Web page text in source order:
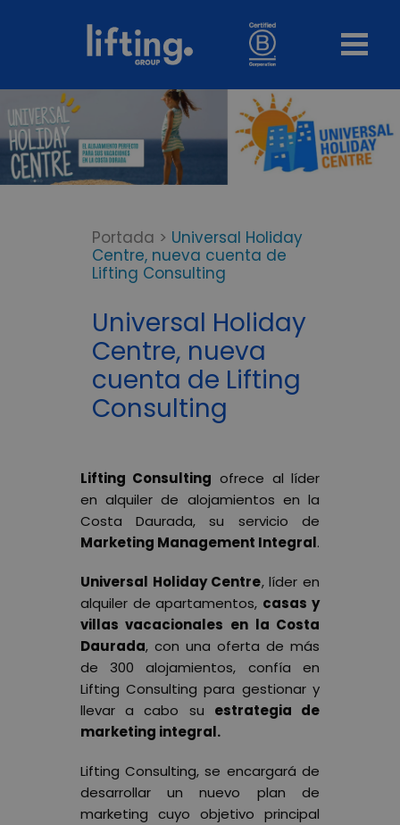
Portada > Universal Holiday
Centre, nueva cuenta de
Lifting Consulting
Universal Holiday
Centre, nueva
cuenta de Lifting
Consulting
Lifting Consulting ofrece al líder
en alquiler de alojamientos en la
Costa Daurada, su servicio de
Marketing Management Integral.
Universal Holiday Centre, líder en
alquiler de apartamentos, casas y
villas vacacionales en la Costa
Daurada, con una oferta de más
de 300 alojamientos, confía en
Lifting Consulting para gestionar y
llevar a cabo su estrategia de
marketing integral.
Lifting Consulting, se encargará de
desarrollar un nuevo plan de
marketing cuyo objetivo principal